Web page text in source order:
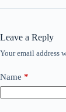
Leave a Reply
Your email address
Name *